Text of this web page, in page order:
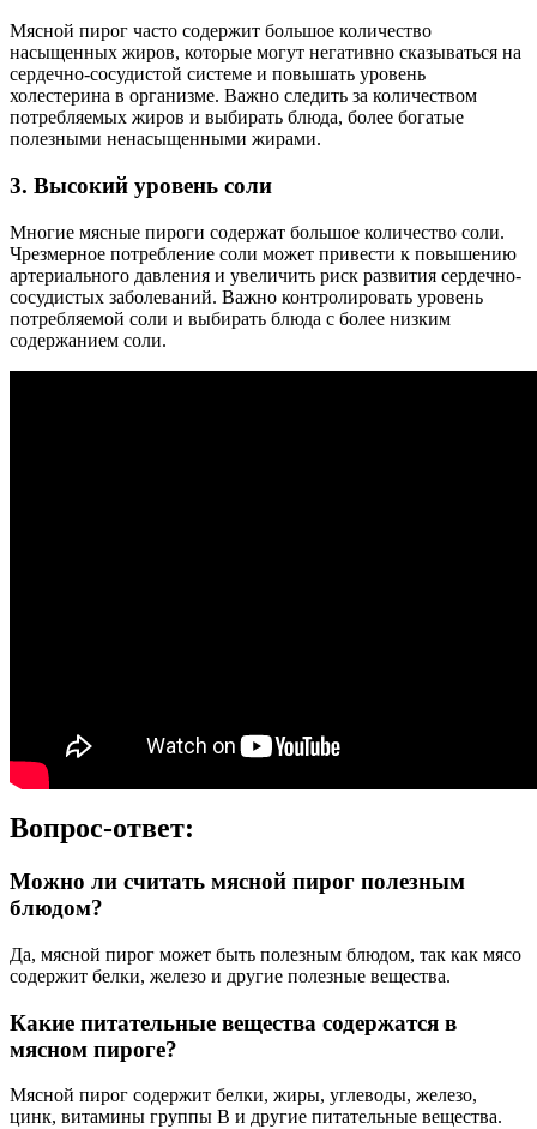
Мясной пирог часто содержит большое количество
насыщенных жиров, которые могут негативно сказываться на
сердечно-сосудистой системе и повышать уровень
холестерина в организме. Важно следить за количеством
потребляемых жиров и выбирать блюда, более богатые
полезными ненасыщенными жирами.
3. Высокий уровень соли
Многие мясные пироги содержат большое количество соли.
Чрезмерное потребление соли может привести к повышению
артериального давления и увеличить риск развития сердечно-
сосудистых заболеваний. Важно контролировать уровень
потребляемой соли и выбирать блюда с более низким
содержанием соли.
Вопрос-ответ:
Можно ли считать мясной пирог полезным
блюдом?
Да, мясной пирог может быть полезным блюдом, так как мясо
содержит белки, железо и другие полезные вещества.
Какие питательные вещества содержатся в
мясном пироге?
Мясной пирог содержит белки, жиры, углеводы, железо,
цинк, витамины группы В и другие питательные вещества.